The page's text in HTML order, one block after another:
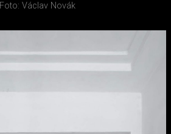
Foto: Václav Novák